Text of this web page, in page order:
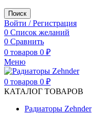
Поиск
Войти / Регистрация
0 Список желаний
0 Сравнить
0 товаров 0 ₽
Меню
0 товаров 0 ₽
КАТАЛОГ ТОВАРОВ
Радиаторы Zehnder